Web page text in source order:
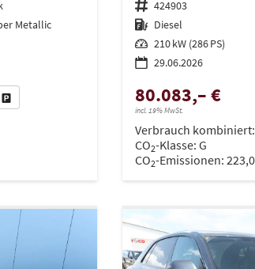
Metallic
anDatei, Fahrzeugexposé drucken
Drucken, parken oder vergleichen
Fahrzeugnr. 424903
Kraftstoff Diesel
Leistung 210 kW (286 PS)
29.06.2026
80.083,– €
incl. 19% MwSt.
Verbrauch kombiniert:
CO2-Klasse: G
CO2-Emissionen: